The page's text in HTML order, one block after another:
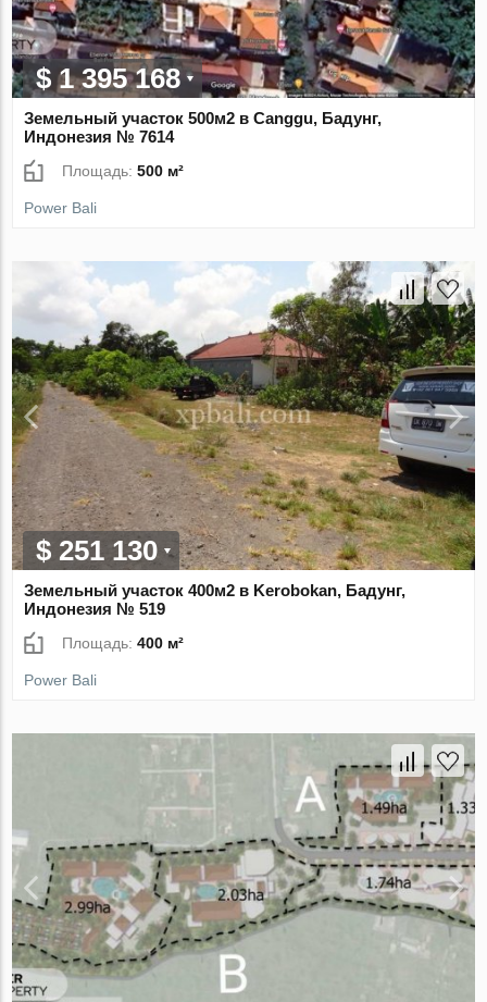
$ 1 395 168
Земельный участок 500м2 в Canggu, Бадунг,
Индонезия № 7614
Площадь:500 м²
Power Bali
$ 251 130
Земельный участок 400м2 в Kerobokan, Бадунг,
Индонезия № 519
Площадь:400 м²
Power Bali